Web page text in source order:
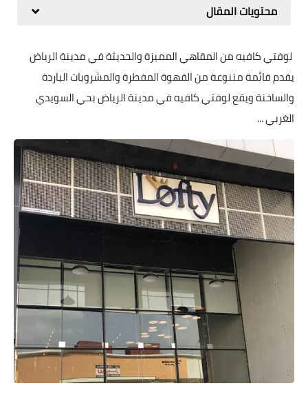
محتويات المقال
لوفتي كافيه من المقاهي المميزة والحديثة في مدينة الرياض
يقدم قائمة متنوعة من القهوة المفطرة والمشروبات الباردة
والساخنة ويقع لوفتي كافيه في مدينة الرياض بحي السويدي
الغربي ...